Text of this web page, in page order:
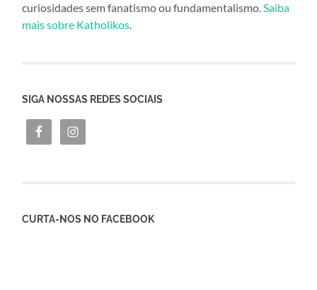
curiosidades sem fanatismo ou fundamentalismo.Saiba
mais sobre Katholikos.
SIGA NOSSAS REDES SOCIAIS
CURTA-NOS NO FACEBOOK